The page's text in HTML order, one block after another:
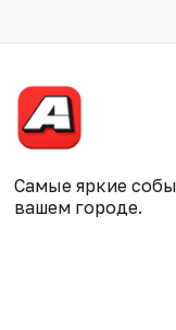
Самые яркие
вашем городе.